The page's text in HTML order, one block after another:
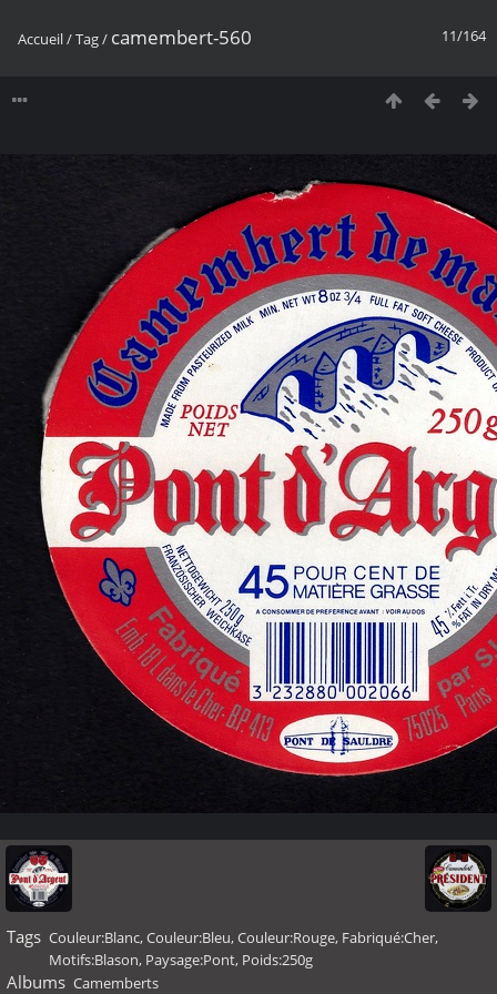
11/164
Accueil/Tag/ camembert-560
Tags Couleur:Blanc,Couleur:Bleu,Couleur:Rouge, Fabriqué:Cher,
Motifs:Blason, Paysage:Pont, Poids:250g
Albums Camemberts